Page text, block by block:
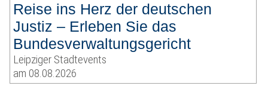
Reise ins Herz der deutschen
Justiz – Erleben Sie das
Bundesverwaltungsgericht
Leipziger Stadtevents
am 08.08.2026